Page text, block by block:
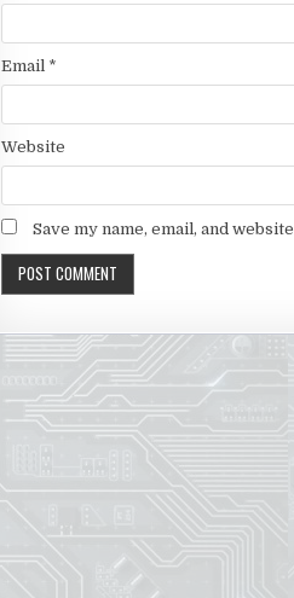
Email *
Website
Save my name, email, and